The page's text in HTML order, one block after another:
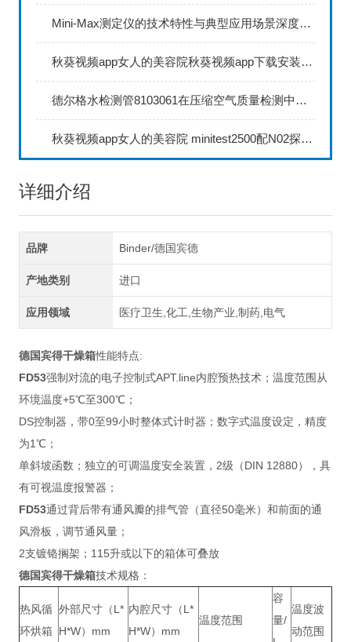
Mini-Max测定仪的技术特性与典型应用场景深度解读
秋葵视频app女人的美容院秋葵视频app下载安装735FN1.5正确的校准步骤
德尔格水检测管8103061在压缩空气质量检测中的应用
秋葵视频app女人的美容院 minitest2500配N02探头如何两点校准？
详细介绍
品牌 Binder/德国宾德
产地类别 进口
应用领域 医疗卫生,化工,生物产业,制药,电气
德国宾得干燥箱性能特点:
FD53强制对流的电子控制式APT.line内腔预热技术；温度范围从
环境温度+5℃至300℃；
DS控制器，带0至99小时整体式计时器；数字式温度设定，精度
为1℃；
单斜坡函数；独立的可调温度安全装置，2级（DIN 12880），具
有可视温度报警器；
FD53通过背后带有通风瓣的排气管（直径50毫米）和前面的通
风滑板，调节通风量；
2支镀铬搁架；115升或以下的箱体可叠放
德国宾得干燥箱技术规格：
热风循
环烘箱
外部尺寸（L*
H*W）mm
内腔尺寸（L*
H*W）mm
温度范围
容
量/
温度波
动范围